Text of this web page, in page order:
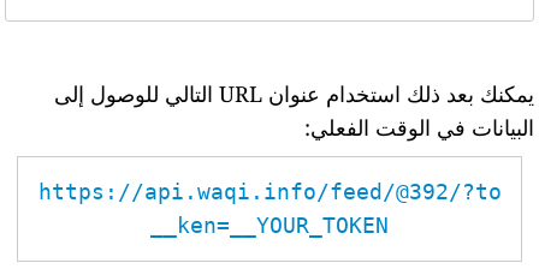
يمكنك بعد ذلك استخدام عنوان URL التالي للوصول إلى
البيانات في الوقت الفعلي:
https://api.waqi.info/feed/@392/?to
ken=__YOUR_TOKEN__